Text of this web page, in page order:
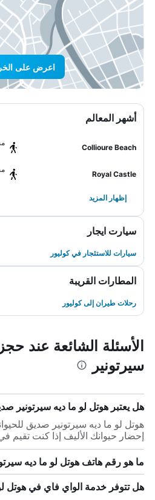
اعرض على
أشهر المعالم
Collioure Beach
Royal Castle
إظهار المزيد
سيارت ايجار
سيارات للاستئجار في كوليور
المطارات القريبة
رحلات طيران إلى كوليور
الأسئلة الشائعة عند
سيرتونير
هل يعتبر هوتل لو ما ديه سيرتونير
هوتل لو ما ديه سيرتونير صديق
إحضار حيوانك الأليف إذا كنت تقيم
ما هو رقم هاتف هوتل لو ما ديه
هل تتوفر خدمة الواي فاي في هوتل